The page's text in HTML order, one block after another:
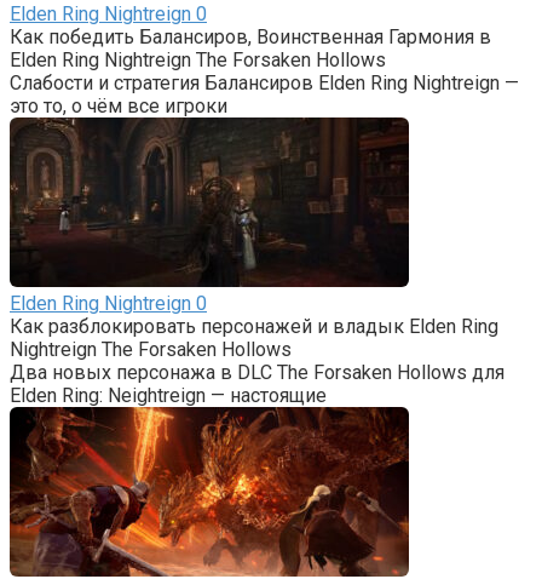
Elden Ring Nightreign 0
Как победить Балансиров, Воинственная Гармония в
Elden Ring Nightreign The Forsaken Hollows
Слабости и стратегия Балансиров Elden Ring Nightreign —
это то, о чём все игроки
Elden Ring Nightreign 0
Как разблокировать персонажей и владык Elden Ring
Nightreign The Forsaken Hollows
Два новых персонажа в DLC The Forsaken Hollows для
Elden Ring: Neightreign — настоящие